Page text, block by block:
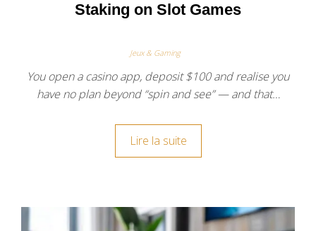
Staking on Slot Games
Jeux & Gaming
You open a casino app, deposit $100 and realise you
have no plan beyond “spin and see” — and that…
Lire la suite